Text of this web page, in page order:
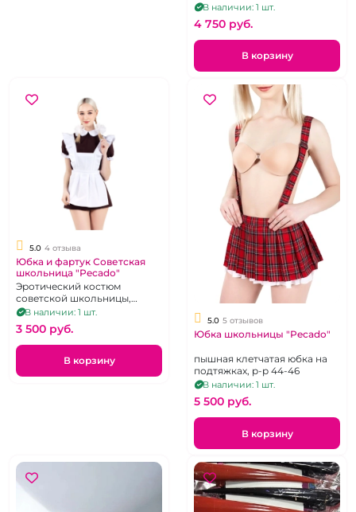
В наличии: 1 шт.
4 750 pуб.
В корзину
5.0 4 отзыва
Юбка и фартук Советская
школьница "Pecado"
Эротический костюм
советской школьницы,
состоящий из короткой
коричневой юбки и белого
фартука
В наличии: 1 шт.
3 500 pуб.
В корзину
5.0 5 отзывов
Юбка школьницы "Pecado"
пышная клетчатая юбка на
подтяжках, р-р 44-46
В наличии: 1 шт.
5 500 pуб.
В корзину